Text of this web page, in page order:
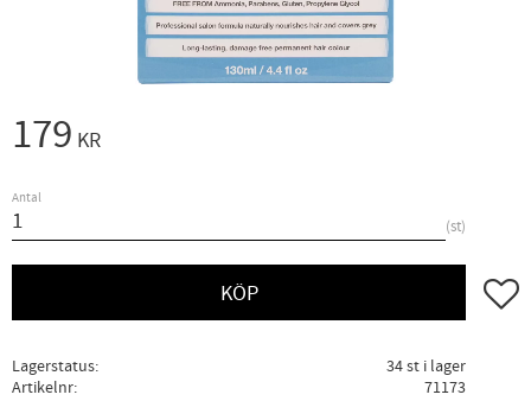
179 KR
Antal
st
KÖP Lägg
Lagerstatus
34 st i lager
Artikelnr
71173